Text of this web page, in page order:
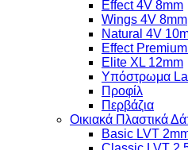
Effect 4V 8mm
Wings 4V 8mm
Natural 4V
Effect
Elite XL 12mm
Υπόστρωμα
Προφίλ
Περβάζια
Οικιακά Πλαστικά
Basic LVT